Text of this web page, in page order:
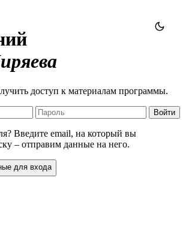
доступ к материалам программы.
Войти
Введите email, на который вы
– отправим данные на него.
для входа